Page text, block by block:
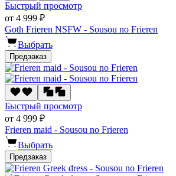
Быстрый просмотр
от 4 999 ₽
Goth Frieren NSFW - Sousou no Frieren
Выбрать
Предзаказ
Быстрый просмотр
от 4 999 ₽
Frieren maid - Sousou no Frieren
Выбрать
Предзаказ